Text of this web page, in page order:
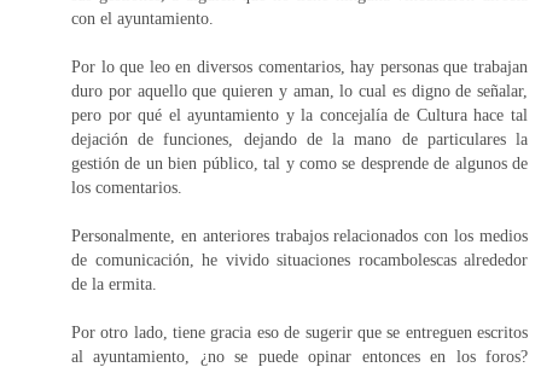
con el ayuntamiento.
Por lo que leo en diversos comentarios, hay personas que trabajan
duro por aquello que quieren y aman, lo cual es digno de señalar,
pero por qué el ayuntamiento y la concejalía de Cultura hace tal
dejación de funciones, dejando de la mano de particulares la
gestión de un bien público, tal y como se desprende de algunos de
los comentarios.
Personalmente, en anteriores trabajos relacionados con los medios
de comunicación, he vivido situaciones rocambolescas alrededor
de la ermita.
Por otro lado, tiene gracia eso de sugerir que se entreguen escritos
al ayuntamiento, ¿no se puede opinar entonces en los foros?